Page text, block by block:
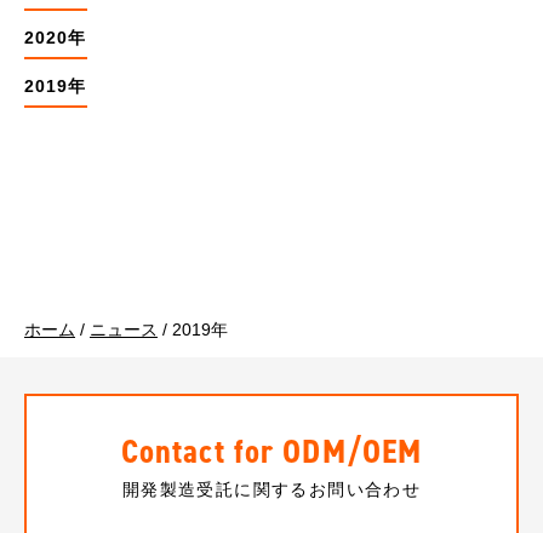
2020年
2019年
ホーム / ニュース / 2019年
Contact for ODM/OEM
開発製造受託に関するお問い合わせ